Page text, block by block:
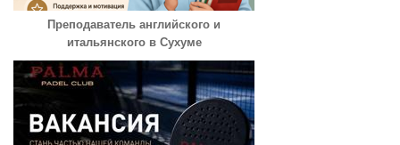
Преподаватель английского и
итальянского в Сухуме